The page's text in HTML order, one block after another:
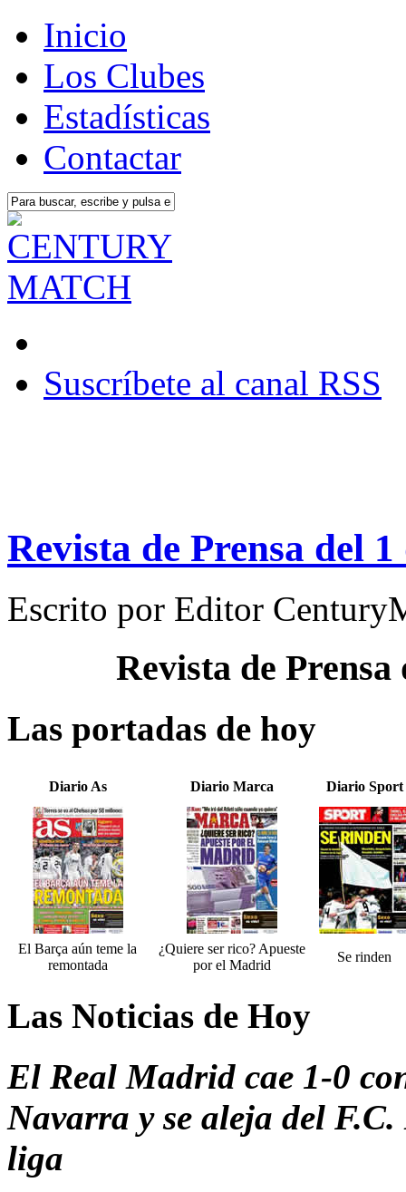
Inicio
Los Clubes
Estadísticas
Contactar
Suscríbete al canal RSS
Revista de Prensa del
Escrito por Editor
Revista de
Las portadas de hoy
Diario As Diario Marca Diario Sport
El Barça aún teme la
remontada
¿Quiere ser rico? Apueste
por el Madrid
Se rinden
Las Noticias de Hoy
El Real Madrid cae 1-0
Navarra y se aleja del
liga